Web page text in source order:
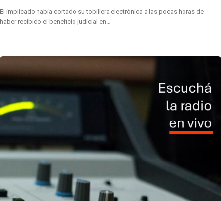
El implicado había cortado su tobillera electrónica a las pocas horas de
haber recibido el beneficio judicial en…